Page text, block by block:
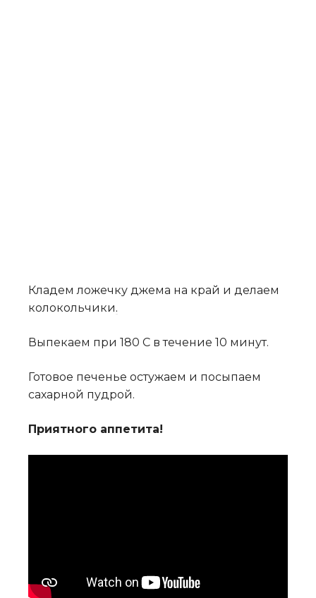
Кладем ложечку джема на край и делаем
колокольчики.
Выпекаем при 180 С в течение 10 минут.
Готовое печенье остужаем и посыпаем
сахарной пудрой.
Приятного аппетита!